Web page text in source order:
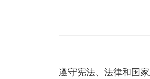
遵守宪法、法律和国